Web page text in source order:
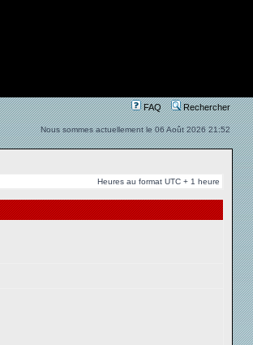
FAQ Rechercher
Nous sommes actuellement le 06 Août 2026 21:52
Heures au format UTC + 1 heure